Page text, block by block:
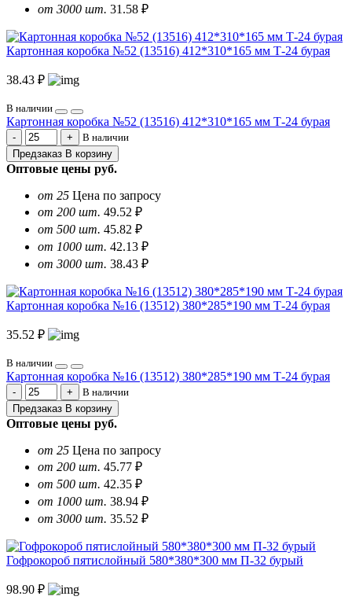
от 3000 шт. 31.58 ₽
Картонная коробка №52 (13516) 412*310*165 мм Т-24 бурая
38.43 ₽
В наличии
Картонная коробка №52 (13516) 412*310*165 мм Т-24 бурая
В наличии
Предзаказ В корзину
Оптовые цены руб.
от 25 Цена по запросу
от 200 шт. 49.52 ₽
от 500 шт. 45.82 ₽
от 1000 шт. 42.13 ₽
от 3000 шт. 38.43 ₽
Картонная коробка №16 (13512) 380*285*190 мм Т-24 бурая
35.52 ₽
В наличии
Картонная коробка №16 (13512) 380*285*190 мм Т-24 бурая
В наличии
Предзаказ В корзину
Оптовые цены руб.
от 25 Цена по запросу
от 200 шт. 45.77 ₽
от 500 шт. 42.35 ₽
от 1000 шт. 38.94 ₽
от 3000 шт. 35.52 ₽
Гофрокороб пятислойный 580*380*300 мм П-32 бурый
98.90 ₽